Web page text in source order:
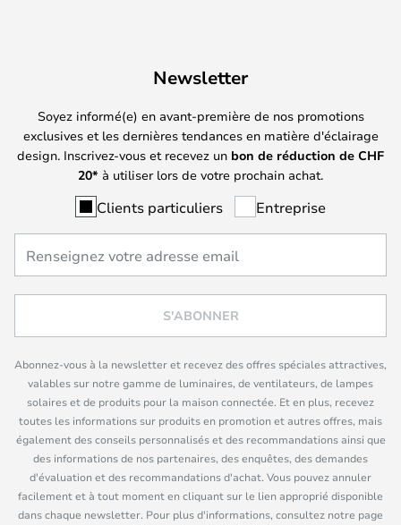
Newsletter
Soyez informé(e) en avant-première de nos promotions
exclusives et les dernières tendances en matière d'éclairage
design. Inscrivez-vous et recevez un bon de réduction de CHF
20* à utiliser lors de votre prochain achat.
Clients particuliers Entreprise
S'ABONNER
Abonnez-vous à la newsletter et recevez des offres spéciales attractives,
valables sur notre gamme de luminaires, de ventilateurs, de lampes
solaires et de produits pour la maison connectée. Et en plus, recevez
toutes les informations sur produits en promotion et autres offres, mais
également des conseils personnalisés et des recommandations ainsi que
des informations de nos partenaires, des enquêtes, des demandes
d'évaluation et des recommandations d'achat. Vous pouvez annuler
facilement et à tout moment en cliquant sur le lien approprié disponible
dans chaque newsletter. Pour plus d'informations, consultez notre page